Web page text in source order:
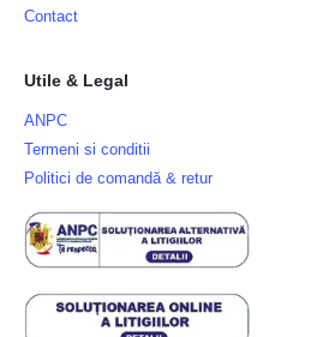
Contact
Utile & Legal
ANPC
Termeni si conditii
Politici de comandă & retur